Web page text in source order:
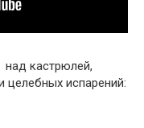
кастрюлей,
целебных испарений: